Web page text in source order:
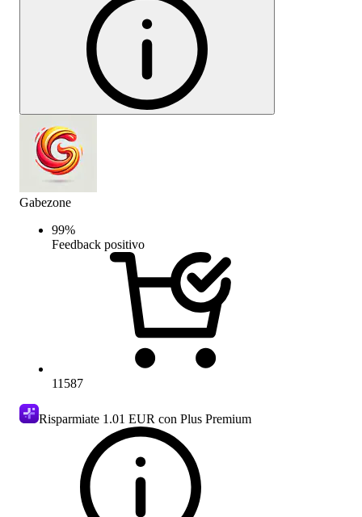
Gabezone
99%
Feedback positivo
11587
Risparmiate 1.01 EUR con Plus Premium